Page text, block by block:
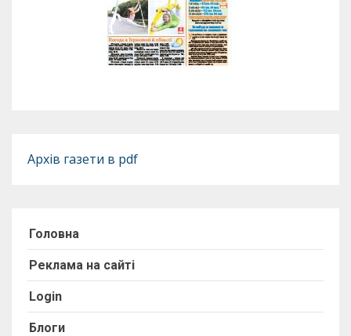
Архів газети в pdf
Головна
Реклама на сайті
Login
Блоги